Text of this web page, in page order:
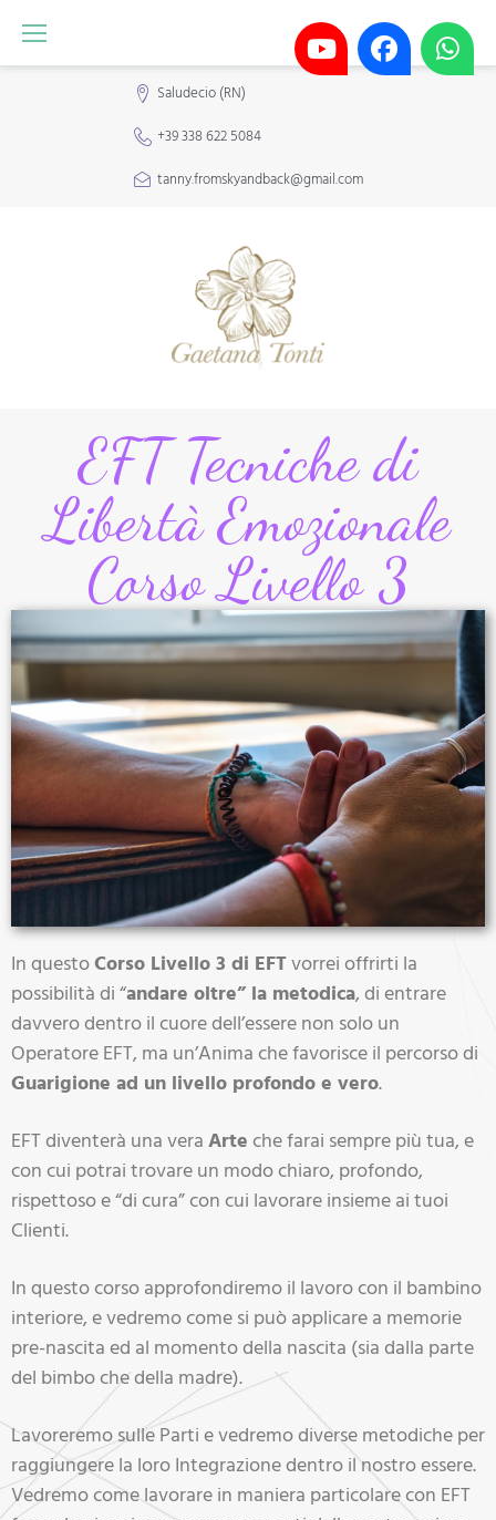
Saludecio (RN)
+39 338 622 5084
tanny.fromskyandback@gmail.com
EFT Tecniche di
Libertà Emozionale
Corso Livello 3
In questoCorso Livello 3 di EFTvorrei offrirti la
possibilità di “andare oltre” la metodica, di entrare
davvero dentro il cuore dell’essere non solo un
Operatore EFT, ma un’Anima che favorisce il percorso di
Guarigione ad un livello profondo e vero.
EFT diventerà una veraArteche farai sempre più tua, e
con cui potrai trovare un modo chiaro, profondo,
rispettoso e “di cura” con cui lavorare insieme ai tuoi
Clienti.
In questo corso approfondiremo il lavoro con il bambino
interiore, e vedremo come si può applicare a memorie
pre-nascita ed al momento della nascita (sia dalla parte
del bimbo che della madre).
Lavoreremo sulle Parti e vedremo diverse metodiche per
raggiungere la loro Integrazione dentro il nostro essere.
Vedremo come lavorare in maniera particolare con EFT